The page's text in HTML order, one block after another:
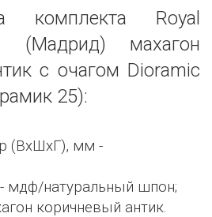
комплекта Royal
(Мадрид) махагон
с очагом Dioramic
25):
(ВхШхГ), мм -
мдф/натуральный шпон;
коричневый антик.